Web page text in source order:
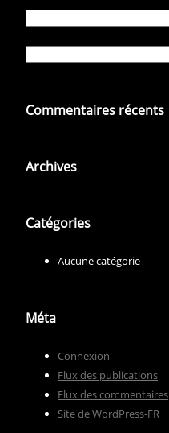
Commentaires récents
Archives
Catégories
Aucune catégorie
Méta
Connexion
Flux des publications
Flux des commentaires
Site de WordPress-FR